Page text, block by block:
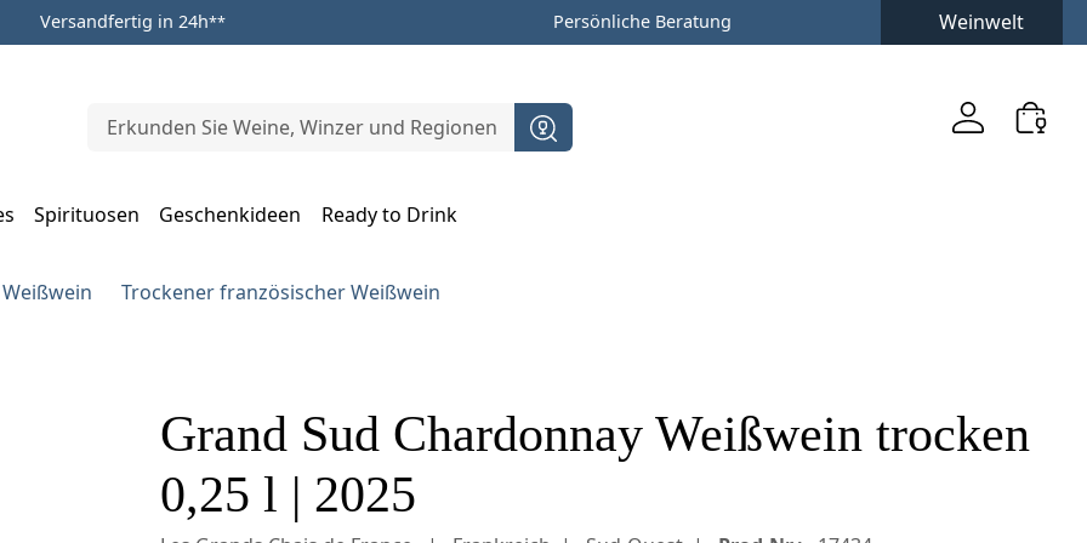
Versandfertig in 24h** Persönliche Beratung Weinwelt
Spirituosen Geschenkideen
Ready to Drink
Trockener französischer Weißwein
Grand Sud Chardonnay Weißwein trocken
0,25 l | 2025